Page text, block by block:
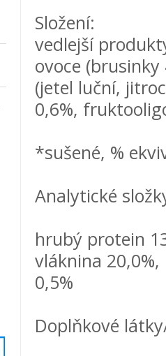
Složení:
vedlejší
ovoce
(jetel luční,
0,6%,
*sušené, %
Analytické
hrubý protein
vláknina
0,5%
Doplňkové